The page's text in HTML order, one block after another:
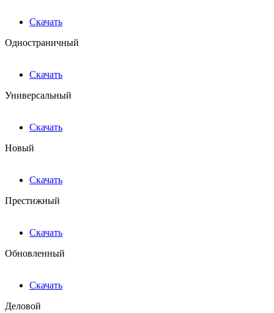
Скачать
Одностраничный
Скачать
Универсальный
Скачать
Новый
Скачать
Престижный
Скачать
Обновленный
Скачать
Деловой